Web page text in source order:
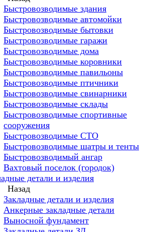
Быстровозводимые здания
Быстровозводимые автомойки
Быстровозводимые бытовки
Быстровозводимые гаражи
Быстровозводимые дома
Быстровозводимые коровники
Быстровозводимые павильоны
Быстровозводимые птичники
Быстровозводимые свинарники
Быстровозводимые склады
Быстровозводимые спортивные
сооружения
Быстровозводимые СТО
Быстровозводимые шатры и тенты
Быстровозводимый ангар
Вахтовый поселок (городок)
детали и изделия
Назад
Закладные детали и изделия
Анкерные закладные детали
Выносной фундамент